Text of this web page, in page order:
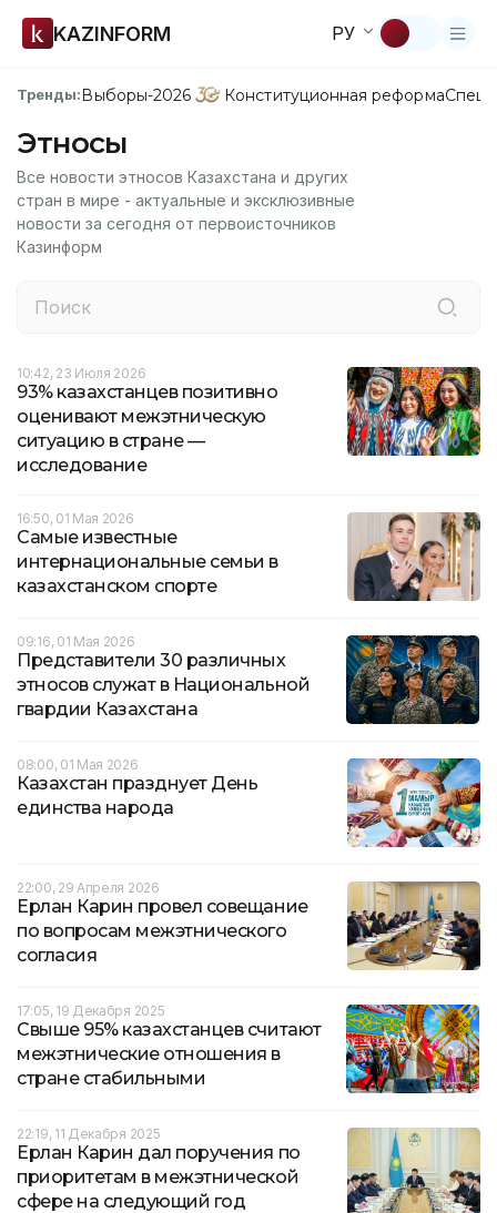
KAZINFORM РУ
Тренды:Выборы-2026 Конституционная реформа
Этносы
Все новости этносов Казахстана и других
стран в мире - актуальные и эксклюзивные
новости за сегодня от первоисточников
Казинформ
10:42, 23 Июля 2026
93% казахстанцев позитивно
оценивают межэтническую
ситуацию в стране —
исследование
16:50, 01 Мая 2026
Самые известные
интернациональные семьи в
казахстанском спорте
09:16, 01 Мая 2026
Представители 30 различных
этносов служат в Национальной
гвардии Казахстана
08:00, 01 Мая 2026
Казахстан празднует День
единства народа
22:00, 29 Апреля 2026
Ерлан Карин провел совещание
по вопросам межэтнического
согласия
17:05, 19 Декабря 2025
Свыше 95% казахстанцев считают
межэтнические отношения в
стране стабильными
22:19, 11 Декабря 2025
Ерлан Карин дал поручения по
приоритетам в межэтнической
сфере на следующий год